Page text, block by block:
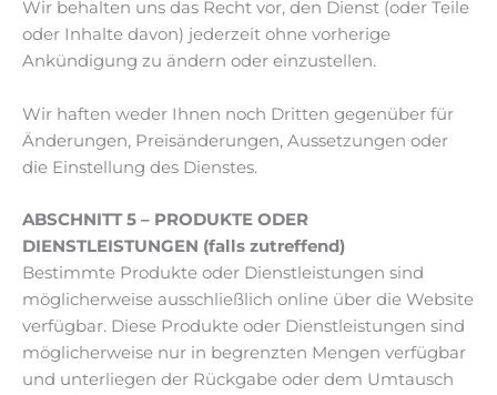
Wir behalten uns das Recht vor, den Dienst (oder Teile
oder Inhalte davon) jederzeit ohne vorherige
Ankündigung zu ändern oder einzustellen.
Wir haften weder Ihnen noch Dritten gegenüber für
Änderungen, Preisänderungen, Aussetzungen oder
die Einstellung des Dienstes.
ABSCHNITT 5 – PRODUKTE ODER
DIENSTLEISTUNGEN (falls zutreffend)
Bestimmte Produkte oder Dienstleistungen sind
möglicherweise ausschließlich online über die Website
verfügbar. Diese Produkte oder Dienstleistungen sind
möglicherweise nur in begrenzten Mengen verfügbar
und unterliegen der Rückgabe oder dem Umtausch